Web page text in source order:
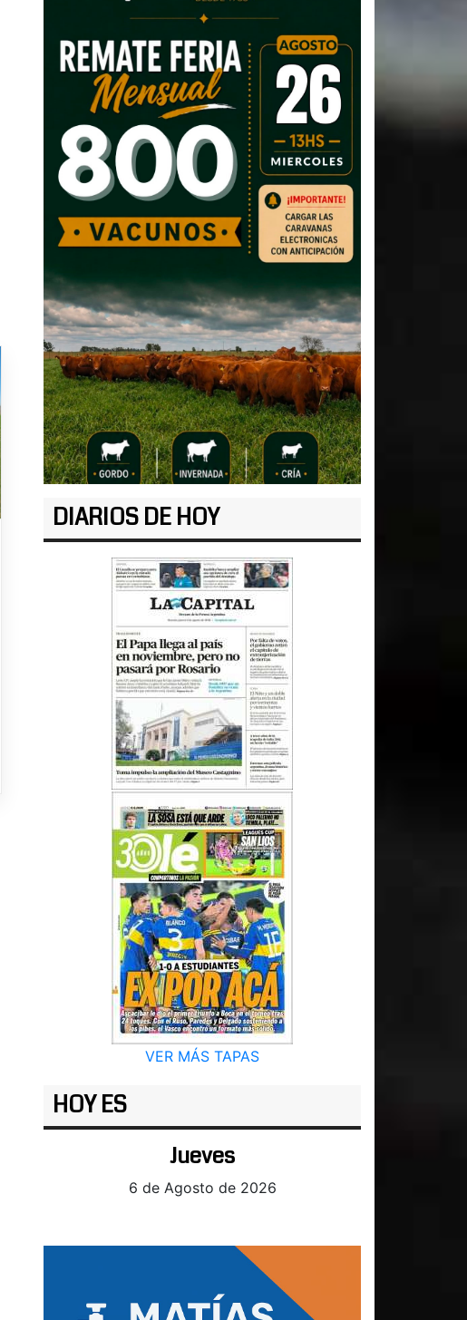
DIARIOS DE HOY
VER MÁS TAPAS
HOY ES
Jueves
6 de Agosto de 2026